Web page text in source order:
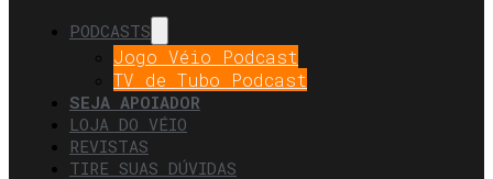
PODCASTS
Jogo Véio Podcast
TV de Tubo Podcast
SEJA APOIADOR
LOJA DO VÉIO
REVISTAS
TIRE SUAS DÚVIDAS